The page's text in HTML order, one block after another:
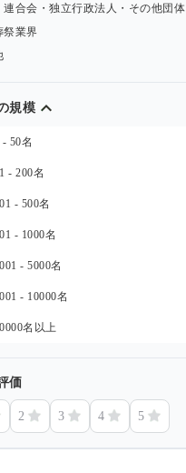
連合会・独立行政法人・その他団体
祭業界
規模
- 50名
- 200名
- 500名
- 1000名
- 5000名
- 10000名
名以上
価
2 3 4 5